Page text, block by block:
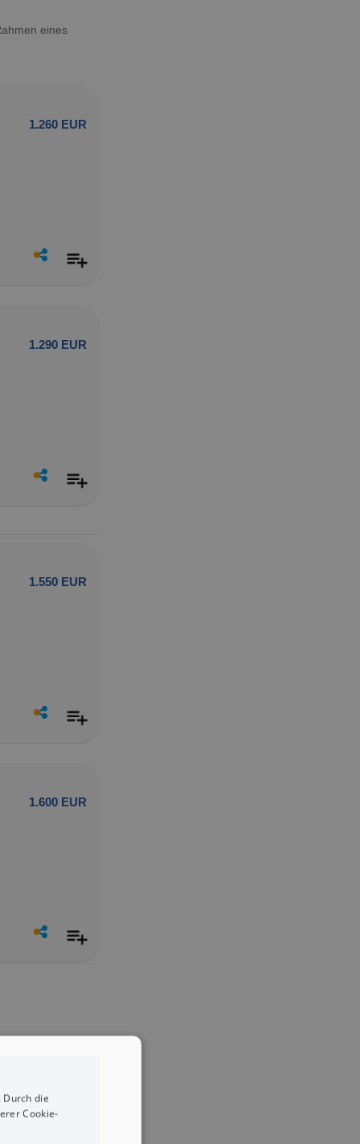
eines
1.260 EUR
1.290 EUR
1.550 EUR
1.600 EUR
die
Cookie-